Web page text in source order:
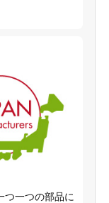
つ一つの部品に